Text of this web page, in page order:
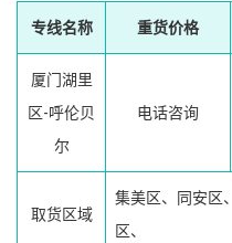
专线名称 重货价格
厦门湖里
区-呼伦贝
尔
电话咨询
取货区域
集美区、同安区
区、